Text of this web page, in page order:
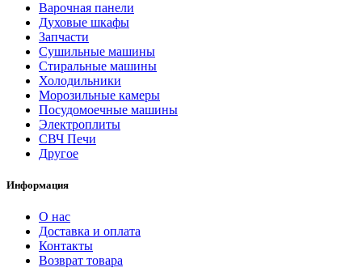
Варочная панели
Духовые шкафы
Запчасти
Сушильные машины
Стиральные машины
Холодильники
Морозильные камеры
Посудомоечные машины
Электроплиты
СВЧ Печи
Другое
Информация
О нас
Доставка и оплата
Контакты
Возврат товара